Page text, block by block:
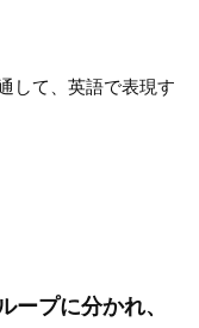
して、英語で表現す
ープに分かれ、